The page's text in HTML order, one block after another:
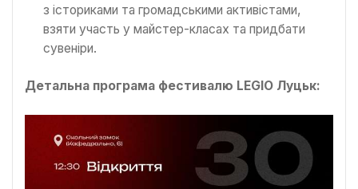
з істориками та громадськими активістами,
взяти участь у майстер-класах та придбати
сувеніри.
Детальна програма фестивалю LEGIO Луцьк: